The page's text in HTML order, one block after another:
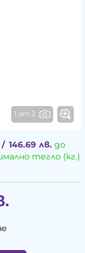
1 от 2
/ 146.69 лв.до
тегло (кг.)